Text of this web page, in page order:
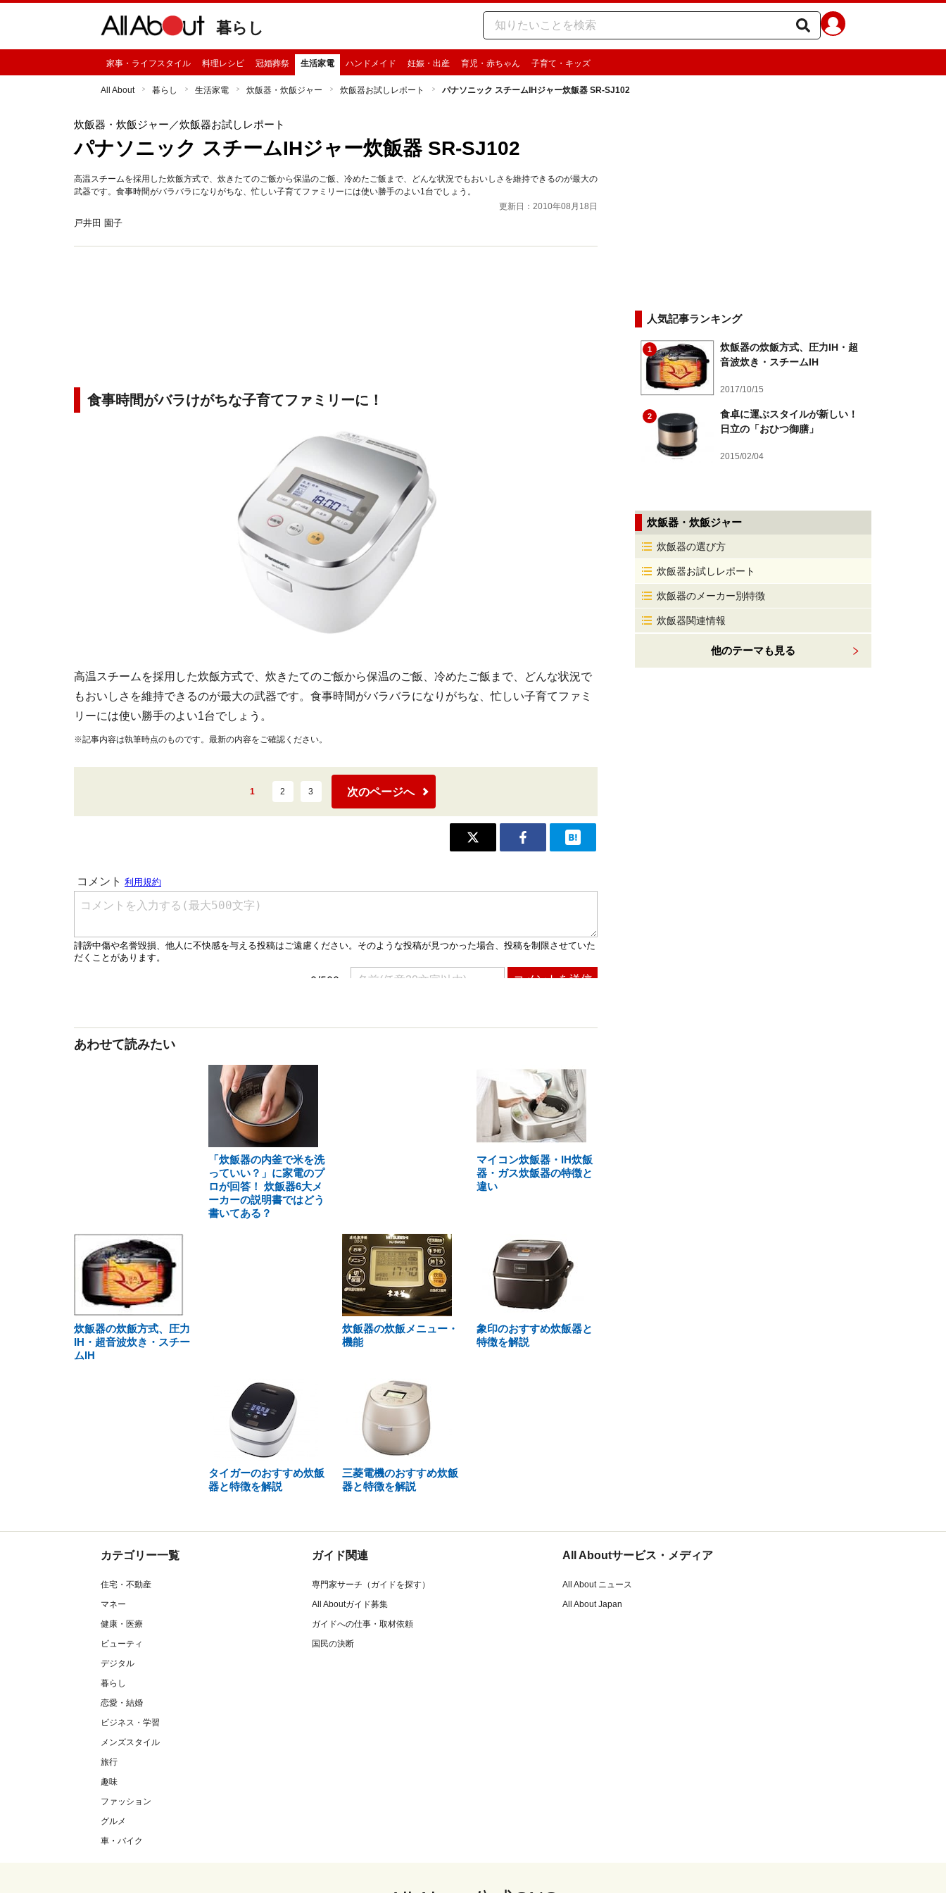
暮らし
家事・ライフスタイル 料理レシピ 冠婚葬祭 生活家電 ハンドメイド 妊娠・出産 育児・赤ちゃん 子育て・キッズ
All About 暮らし 生活家電 炊飯器・炊飯ジャー 炊飯器お試しレポート パナソニック スチームIHジャー炊飯器 SR-SJ102
炊飯器・炊飯ジャー ／炊飯器お試しレポート
パナソニック スチームIHジャー炊飯器 SR-SJ102
高温スチームを採用した炊飯方式で、炊きたてのご飯から保温のご飯、冷めたご飯まで、どんな状況でもおいしさを維持できるのが最大の
武器です。食事時間がバラバラになりがちな、忙しい子育てファミリーには使い勝手のよい1台でしょう。
更新日：2010年08月18日
戸井田 園子
食事時間がバラけがちな子育てファミリーに！
高温スチームを採用した炊飯方式で、炊きたてのご飯から保温のご飯、冷めたご飯まで、どんな状況で
もおいしさを維持できるのが最大の武器です。食事時間がバラバラになりがちな、忙しい子育てファミ
リーには使い勝手のよい1台でしょう。
※記事内容は執筆時点のものです。最新の内容をご確認ください。
1 2 3 次のページへ
あわせて読みたい
「炊飯器の内釜で米を洗
っていい？」に家電のプ
ロが回答！ 炊飯器6大メ
ーカーの説明書ではどう
書いてある？
マイコン炊飯器・IH炊飯
器・ガス炊飯器の特徴と
違い
炊飯器の炊飯方式、圧力
IH・超音波炊き・スチー
ムIH
炊飯器の炊飯メニュー・
機能
象印のおすすめ炊飯器と
特徴を解説
タイガーのおすすめ炊飯
器と特徴を解説
三菱電機のおすすめ炊飯
器と特徴を解説
人気記事ランキング
1
炊飯器の炊飯方式、圧力IH・超
音波炊き・スチームIH
2017/10/15
2
食卓に運ぶスタイルが新しい！
日立の「おひつ御膳」
2015/02/04
炊飯器・炊飯ジャー
炊飯器の選び方
炊飯器お試しレポート
炊飯器のメーカー別特徴
炊飯器関連情報
他のテーマも見る
カテゴリー一覧
住宅・不動産
マネー
健康・医療
ビューティ
デジタル
暮らし
恋愛・結婚
ビジネス・学習
メンズスタイル
旅行
趣味
ファッション
グルメ
車・バイク
ガイド関連
専門家サーチ（ガイドを探す）
All Aboutガイド募集
ガイドへの仕事・取材依頼
国民の決断
All Aboutサービス・メディア
All About ニュース
All About Japan